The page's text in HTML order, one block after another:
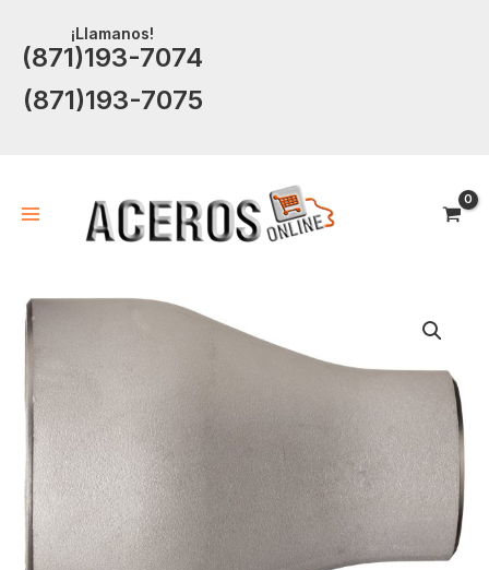
contenido
¡Llamanos!
(871)193-7074
(871)193-7075